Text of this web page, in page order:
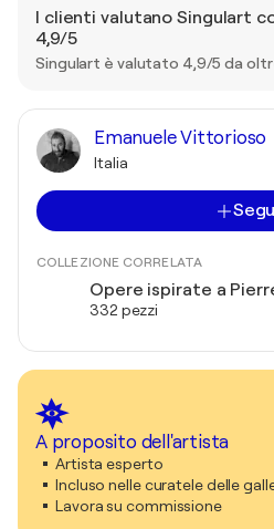
I clienti valutano Singulart
4,9/5
Singulart è valutato 4,9/5 da
Emanuele Vittorioso
Italia
COLLEZIONE CORRELATA
Opere ispirate a
332 pezzi
A proposito dell'artista
Artista esperto
Incluso nelle curatele delle
Lavora su commissione